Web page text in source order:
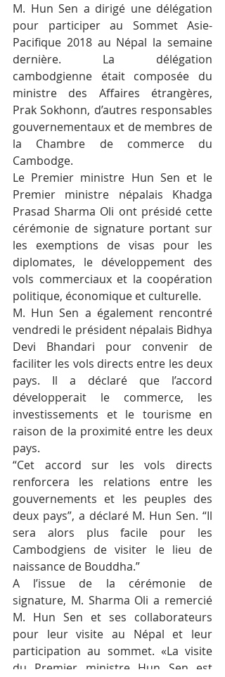
M. Hun Sen a dirigé une délégation
pour participer au Sommet Asie-
Pacifique 2018 au Népal la semaine
dernière. La délégation
cambodgienne était composée du
ministre des Affaires étrangères,
Prak Sokhonn, d’autres responsables
gouvernementaux et de membres de
la Chambre de commerce du
Cambodge.
Le Premier ministre Hun Sen et le
Premier ministre népalais Khadga
Prasad Sharma Oli ont présidé cette
cérémonie de signature portant sur
les exemptions de visas pour les
diplomates, le développement des
vols commerciaux et la coopération
politique, économique et culturelle.
M. Hun Sen a également rencontré
vendredi le président népalais Bidhya
Devi Bhandari pour convenir de
faciliter les vols directs entre les deux
pays. Il a déclaré que l’accord
développerait le commerce, les
investissements et le tourisme en
raison de la proximité entre les deux
pays.
“Cet accord sur les vols directs
renforcera les relations entre les
gouvernements et les peuples des
deux pays”, a déclaré M. Hun Sen. “Il
sera alors plus facile pour les
Cambodgiens de visiter le lieu de
naissance de Bouddha.”
A l’issue de la cérémonie de
signature, M. Sharma Oli a remercié
M. Hun Sen et ses collaborateurs
pour leur visite au Népal et leur
participation au sommet. «La visite
du Premier ministre Hun Sen est